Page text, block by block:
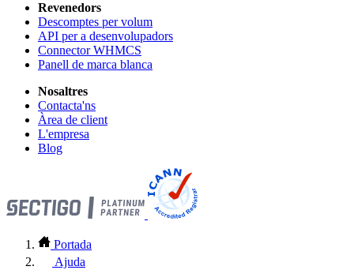
Revenedors
Descomptes per volum
API per a desenvolupadors
Connector WHMCS
Panell de marca blanca
Nosaltres
Contacta'ns
Àrea de client
L'empresa
Blog
Portada
Ajuda